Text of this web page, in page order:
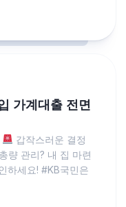
가계대출 전면
갑작스러운 결정
량 관리? 내 집 마련
하세요! #KB국민은